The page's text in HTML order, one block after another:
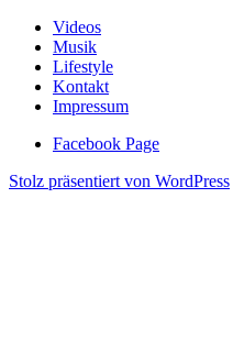
Videos
Musik
Lifestyle
Kontakt
Impressum
Facebook Page
Stolz präsentiert von WordPress